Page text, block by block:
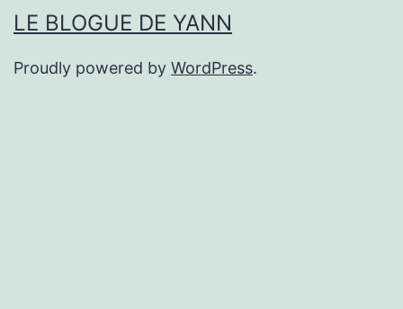
LE BLOGUE DE YANN
Proudly powered by WordPress.